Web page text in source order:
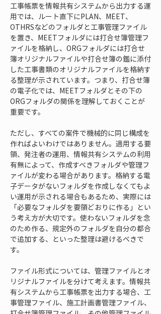
工事帳票を情報共有システムから出力する運
用では、ルート直下にPLAN、MEET、
OTHRSなどのフォルダと工事管理ファイル
を置き、MEETフォルダには打合せ簿管理フ
ァイルを格納し、ORGフォルダには打合せ
簿オリジナルファイルや打合せ簿の鑑に添付
した工事書類のオリジナルファイルを格納す
る整理が示されています。つまり、打合せ簿
の電子化では、MEETフォルダとその下の
ORGフォルダの関係を理解しておくことが
重要です。
ただし、すべての案件で機械的に同じ構成を
作ればよいわけではありません。適用する要
領、発注者の運用、情報共有システムの利用
有無によって、作成すべきフォルダや管理フ
ァイルが変わる場合があります。格納する電
子データがないフォルダを作成しなくてもよ
い運用が示される場合もあるため、実際には
「必要なフォルダを要領どおりに作る」とい
う考え方が大切です。使わないフォルダを念
のため作る、規定外のフォルダを自分の都合
で追加する、といった整理は避けるべきで
す。
ファイル形式については、管理ファイルとオ
リジナルファイルを分けて考えます。情報共
有システムから工事帳票を出力する場合、工
事管理ファイル、施工計画書管理ファイル、